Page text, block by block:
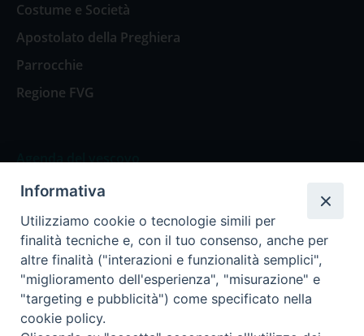
Costume e Società
Apostolato della Preghiera
Parrocchie
Regione FVG
Agenda del vescovo
Agenda del vescovo
Privacy Policy Trasparenza
Informativa
Utilizziamo cookie o tecnologie simili per
finalità tecniche e, con il tuo consenso, anche per
altre finalità ("interazioni e funzionalità semplici",
"miglioramento dell'esperienza", "misurazione" e
"targeting e pubblicità") come specificato nella
cookie policy.